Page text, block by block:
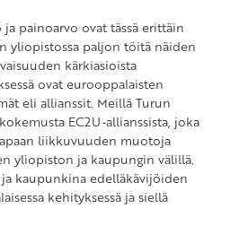
painoarvo ovat tässä erittäin
yliopistossa paljon töitä näiden
kärkiasioista
ovat eurooppalaisten
eli allianssit. Meillä Turun
EC2U-allianssista, joka
liikkuvuuden muotoja
yliopiston ja kaupungin välillä.
kaupunkina edelläkävijöiden
kehityksessä ja siellä